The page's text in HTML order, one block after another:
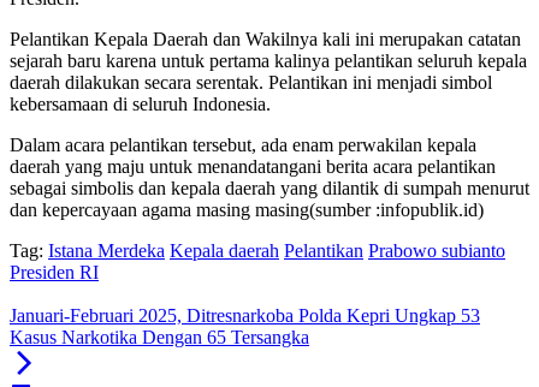
Pelantikan Kepala Daerah dan Wakilnya kali ini merupakan catatan
sejarah baru karena untuk pertama kalinya pelantikan seluruh kepala
daerah dilakukan secara serentak. Pelantikan ini menjadi simbol
kebersamaan di seluruh Indonesia.
Dalam acara pelantikan tersebut, ada enam perwakilan kepala
daerah yang maju untuk menandatangani berita acara pelantikan
sebagai simbolis dan kepala daerah yang dilantik di sumpah menurut
dan kepercayaan agama masing masing(sumber :infopublik.id)
Tag: Istana Merdeka Kepala daerah Pelantikan Prabowo subianto
Presiden RI
Januari-Februari 2025, Ditresnarkoba Polda Kepri Ungkap 53
Kasus Narkotika Dengan 65 Tersangka